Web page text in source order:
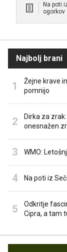
Na poti
ogorkov
Najbolj brani
Žejne krave
pomnijo
Dirka za
onesnažen
WMO:
Na poti iz
Odkritje
Cipra, a tam